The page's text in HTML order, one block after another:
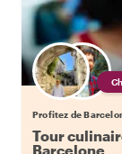
Profitez de
Tour
Barcelone